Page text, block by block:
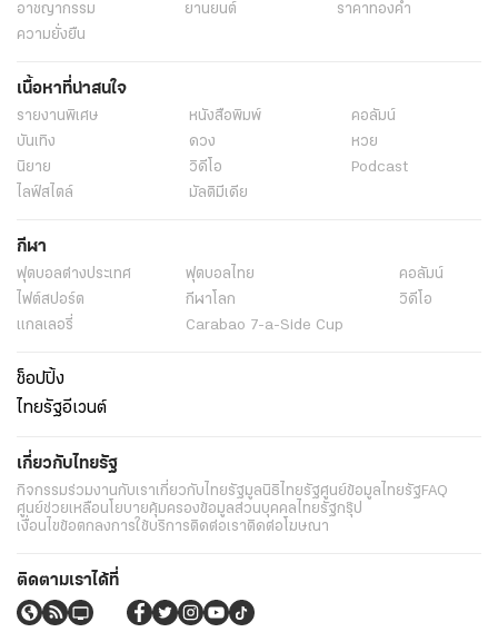
อาชญากรรม
ยานยนต์
ราคาทองคำ
ความยั่งยืน
เนื้อหาที่น่าสนใจ
รายงานพิเศษ หนังสือพิมพ์
คอลัมน์
บันเทิง
ดวง
หวย
นิยาย
วิดีโอ
Podcast
ไลฟ์สไตล์
มัลติมีเดีย
กีฬา
ฟุตบอลต่่างประเทศ ฟุตบอลไทย
คอลัมน์
ไฟต์สปอร์ต
กีฬาโลก
วิดีโอ
แกลเลอรี่
Carabao 7-a-Side Cup
ช็อปปิ้ง
ไทยรัฐอีเวนต์
เกี่ยวกับไทยรัฐ
กิจกรรมร่วมงานกับเราเกี่ยวกับไทยรัฐมูลนิธิไทยรัฐศูนย์ข้อมูลไทยรัฐFAQ
ศูนย์ช่วยเหลือนโยบายคุ้มครองข้อมูลส่วนบุคคลไทยรัฐกรุ๊ป
เงื่อนไขข้อตกลงการใช้บริการติดต่อเราติดต่อโฆษณา
ติดตามเราได้ที่